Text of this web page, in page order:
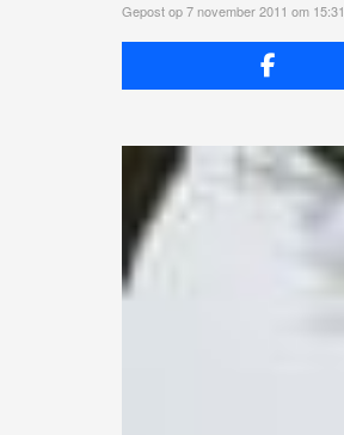
Gepost op 7 november 2011 om 15:31